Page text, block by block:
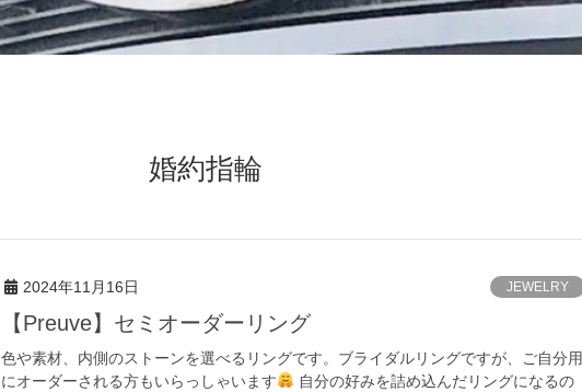
婚約指輪
2024年11月16日 JEWELRY
【Preuve】セミオーダーリング
色や素材、内側のストーンを選べるリングです。ブライダルリングですが、ご自分用
にオーダーされる方もいらっしゃいます
自分の好みを詰め込んだリングになるの